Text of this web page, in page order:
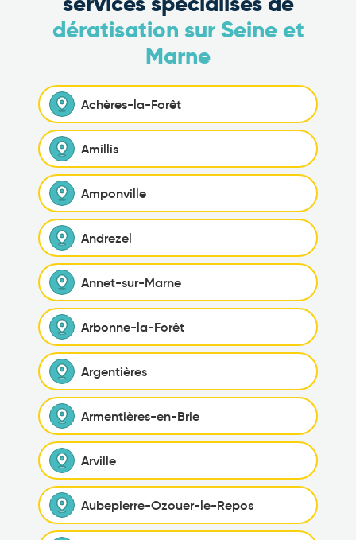
dératisation sur Seine et
Marne
Achères-la-Forêt
Amillis
Amponville
Andrezel
Annet-sur-Marne
Arbonne-la-Forêt
Argentières
Armentières-en-Brie
Arville
Aubepierre-Ozouer-le-Repos